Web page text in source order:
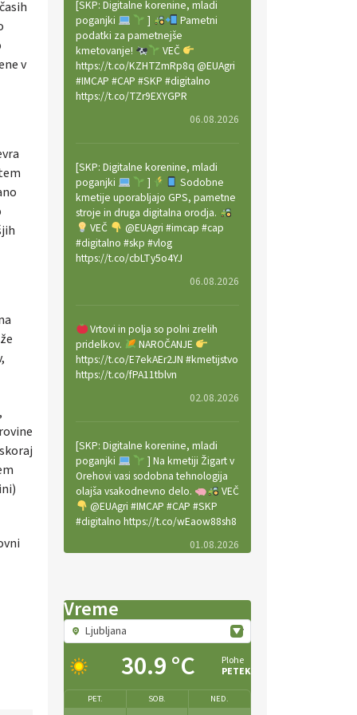
v
[SKP: Digitalne korenine, mladi
poganjki
]
Pametni
podatki za pametnejše
kmetovanje!
VEČ
https://t.co/KZHTZmRp8q @EUAgri
#IMCAP #CAP #SKP #digitalno
https://t.co/TZr9EXYGPR
06.08.2026
[SKP: Digitalne korenine, mladi
poganjki
]
Sodobne
kmetije uporabljajo GPS, pametne
stroje in druga digitalna orodja.
VEČ
@EUAgri #imcap #cap
#digitalno #skp #vlog
https://t.co/cbLTy5o4YJ
06.08.2026
Vrtovi in polja so polni zrelih
pridelkov.
NAROČANJE
https://t.co/E7ekAEr2JN #kmetijstvo
https://t.co/fPA11tblvn
02.08.2026
[SKP: Digitalne korenine, mladi
poganjki
] Na kmetiji Žigart v
Orehovi vasi sodobna tehnologija
olajša vsakodnevno delo.
VEČ
@EUAgri #IMCAP #CAP #SKP
#digitalno https://t.co/wEaow88sh8
01.08.2026
ekološko vinsko posestvo Fedora
na Krasu.
VEČ
https://t.co/LaVojgKwfF
30.07.2026
Vreme
Ljubljana
30.9 °C
Plohe
PETEK
PET. SOB. NED.